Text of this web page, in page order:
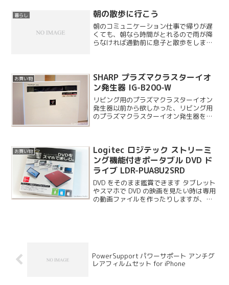
た。新生児対応のものもあ...
暮らし 朝の散歩に行こう
朝のコミュニケーション仕事で帰りが遅
くても、朝なら時間がとれるので雨が降
らなければ通勤前に息子と散歩をしま
が、とても貴重な時間で...
お買い物
SHARP プラズマクラスターイオ
ン発生器 IG-B200-W
リビング用のプラズマクラスターイオン
発生器以前から欲しかった、リビング用
のプラズマクラスターイオン発生器を購
が欲しかっ...
お買い物
Logitec ロジテック ストリーミ
ング機能付きポータブル DVD ド
ライブ LDR-PUA8U2SRD
DVD をそのまま鑑賞できます タブレット
やスマホで DVD の映画を見たい時は専用
の動画ファイルを作ったりしますが、こ
PowerSupport パワーサポート アンチグ
レアフィルムセット for iPhone